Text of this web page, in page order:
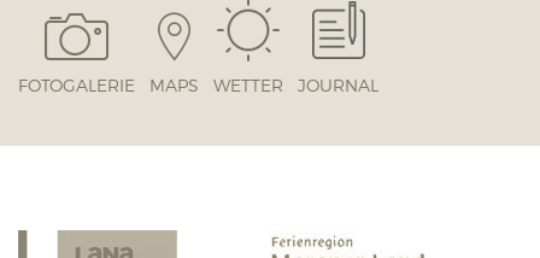
FOTOGALERIE MAPS WETTER JOURNAL